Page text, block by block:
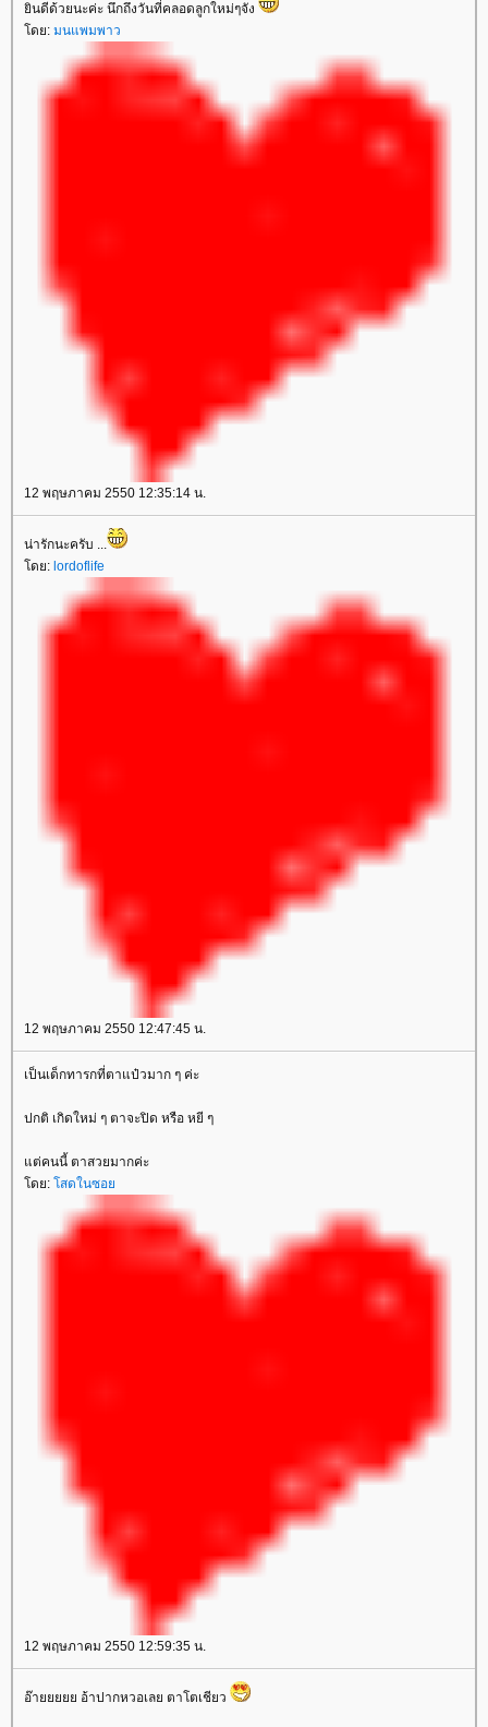
ินดีด้วยนะค่ะ นึกถึงวันที่คลอดลูกใหม่ๆจัง
ดย: มนแพมพาว
12 พฤษภาคม 2550 12:35:14 น.
น่ารักนะครับ ...
ดย: lordoflife
12 พฤษภาคม 2550 12:47:45 น.
เป็นเด็กทารกที่ตาแป๋วมาก ๆ ค่ะ
ปกติ เกิดใหม่ ๆ ตาจะปิด หรือ หยี ๆ
ต่คนนี้ ตาสวยมากค่ะ
ดย: สดในซอ
12 พฤษภาคม 2550 12:59:35 น.
อ๊ายยยยย อ้าปากหวอเลย ตาโตเชียว